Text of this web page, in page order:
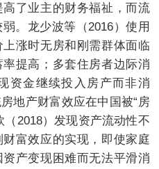
了业主的财务福祉，而流
。龙少波等（2016）使用
涨时无房和刚需群体面临
提高；多套住房者边际消
资金继续投入房产而非消
地产财富效应在中国被“房
2018）发现资产流动性不
富效应的实现，即使家庭
产变现困难而无法平滑消